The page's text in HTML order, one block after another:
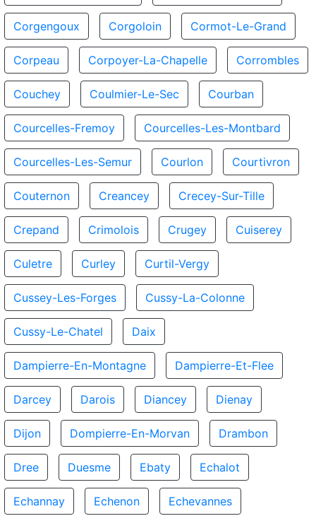
Corgengoux Corgoloin Cormot-Le-Grand
Corpeau Corpoyer-La-Chapelle Corrombles
Couchey Coulmier-Le-Sec Courban
Courcelles-Fremoy Courcelles-Les-Montbard
Courcelles-Les-Semur Courlon Courtivron
Couternon Creancey Crecey-Sur-Tille
Crepand Crimolois Crugey Cuiserey
Culetre Curley Curtil-Vergy
Cussey-Les-Forges Cussy-La-Colonne
Cussy-Le-Chatel Daix
Dampierre-En-Montagne Dampierre-Et-Flee
Darcey Darois Diancey Dienay
Dijon Dompierre-En-Morvan Drambon
Dree Duesme Ebaty Echalot
Echannay Echenon Echevannes